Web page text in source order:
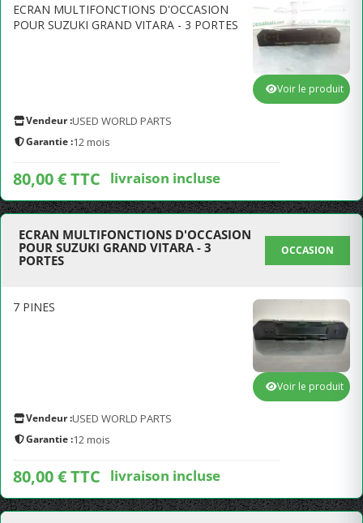
ECRAN MULTIFONCTIONS D'OCCASION
POUR SUZUKI GRAND VITARA - 3 PORTES
Vendeur :USED WORLD PARTS
Garantie :12 mois
80,00 € TTC livraison incluse
Voir le produit
ECRAN MULTIFONCTIONS D'OCCASION
POUR SUZUKI GRAND VITARA - 3
PORTES
OCCASION
7 PINES
Vendeur :USED WORLD PARTS
Garantie :12 mois
80,00 € TTC livraison incluse
Voir le produit